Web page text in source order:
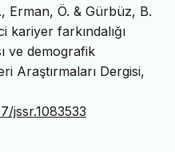
Erman, Ö. & Gürbüz, B.
farkındalığı
ve demografik
Araştırmaları Dergisi,
jssr.1083533